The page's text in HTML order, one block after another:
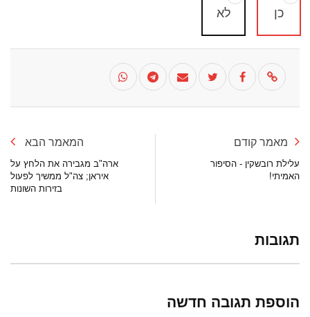
כן לא
מאמר קודם
עלילת רובשקין - הסיפור
האמיתי!
המאמר הבא
ארה"ב מגבירה את הלחץ על
איראן; צה"ל ממשיך לפעול
בזירות השונות
תגובות
הוספת תגובה חדשה